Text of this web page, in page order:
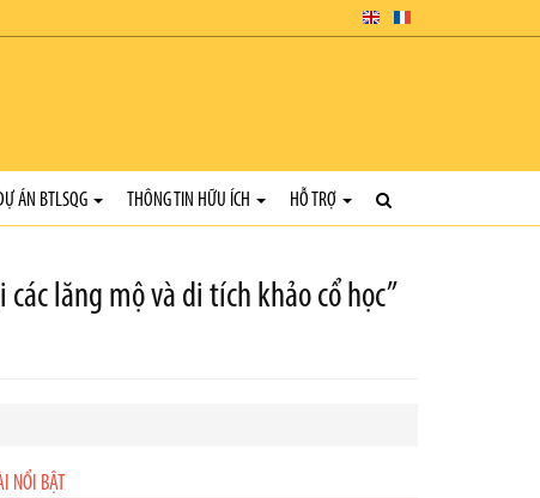
ÁN BTLSQG THÔNG TIN HỮU ÍCH HỖ TRỢ
lăng mộ và di tích khảo cổ học”
NỔI BẬT